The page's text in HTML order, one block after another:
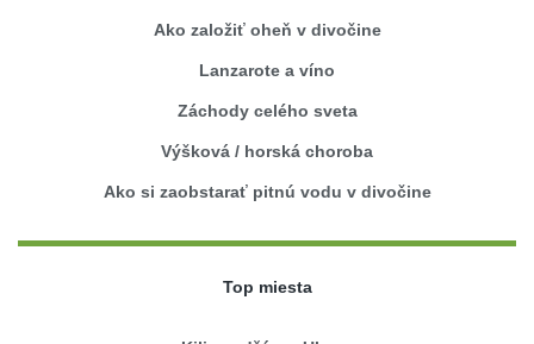
Ako založiť oheň v divočine
Lanzarote a víno
Záchody celého sveta
Výšková / horská choroba
Ako si zaobstarať pitnú vodu v divočine
Top miesta